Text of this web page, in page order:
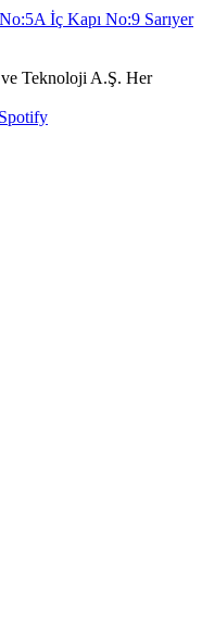
İç Kapı No:9 Sarıyer
Teknoloji A.Ş. Her
Spotify